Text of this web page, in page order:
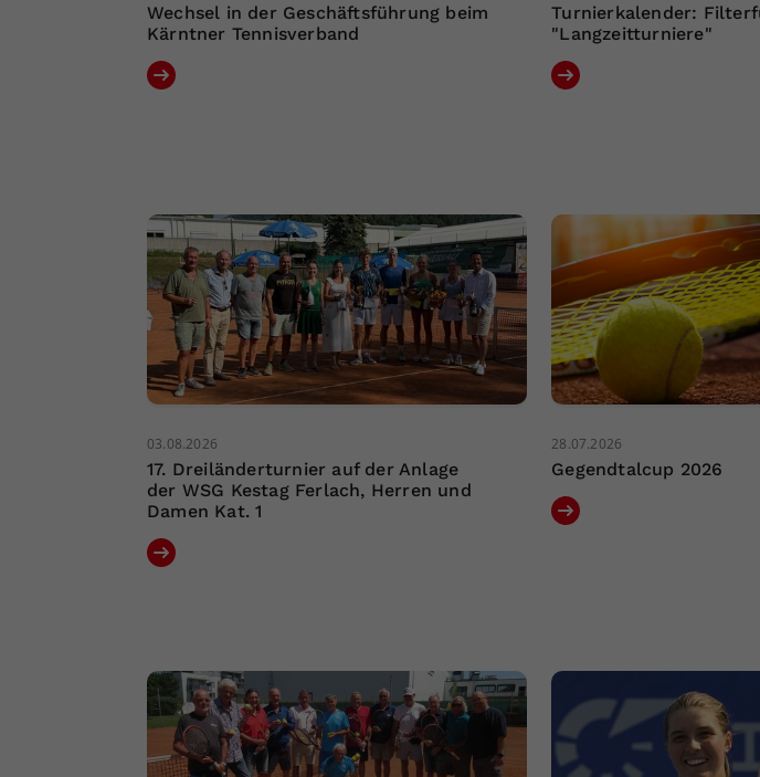
Wechsel in der Geschäftsführung beim
Kärntner Tennisverband
Turnierkalender:
"Langzeitturniere"
03.08.2026
17. Dreiländerturnier auf der Anlage
der WSG Kestag Ferlach, Herren und
Damen Kat. 1
28.07.2026
Gegendtalcup 2026